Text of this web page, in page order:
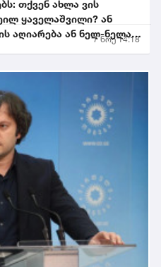
თქვენ ახლა ვის
ყაველაშვილი? ან
აღიარება ან ნელ-ნელა
7 ნოე 14:18